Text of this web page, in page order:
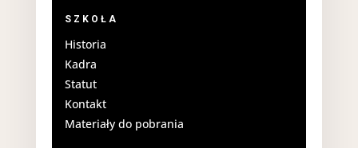
SZKOŁA
Historia
Kadra
Statut
Kontakt
Materiały do pobrania